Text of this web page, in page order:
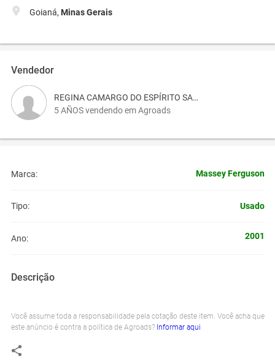
Goianá, Minas Gerais
Vendedor
REGINA CAMARGO DO ESPÍRITO SANTO
5 AÑOS vendendo em Agroads
Marca: Massey Ferguson
Tipo: Usado
Ano: 2001
Descrição
Você assume toda a responsabilidade pela cotação deste item. Você acha que
este anúncio é contra a política de Agroads? Informar aqui